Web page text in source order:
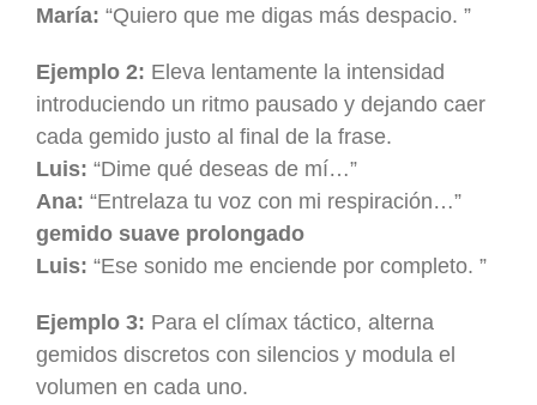
María: “Quiero que me digas más despacio. ”
Ejemplo 2: Eleva lentamente la intensidad
introduciendo un ritmo pausado y dejando caer
cada gemido justo al final de la frase.
Luis: “Dime qué deseas de mí…”
Ana: “Entrelaza tu voz con mi respiración…”
gemido suave prolongado
Luis: “Ese sonido me enciende por completo. ”
Ejemplo 3: Para el clímax táctico, alterna
gemidos discretos con silencios y modula el
volumen en cada uno.